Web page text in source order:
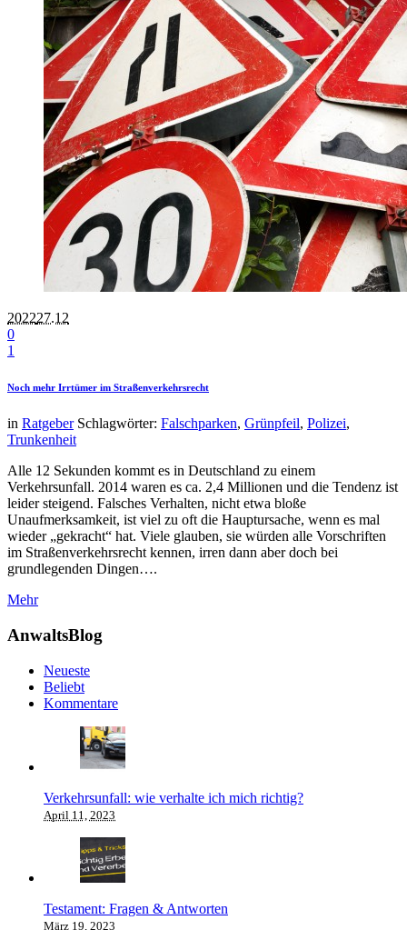
202227.12
0
1
Noch mehr Irrtümer im Straßenverkehrsrecht
in Ratgeber Schlagwörter: Falschparken, Grünpfeil, Polizei,
Trunkenheit
Alle 12 Sekunden kommt es in Deutschland zu einem
Verkehrsunfall. 2014 waren es ca. 2,4 Millionen und die Tendenz ist
leider steigend. Falsches Verhalten, nicht etwa bloße
Unaufmerksamkeit, ist viel zu oft die Hauptursache, wenn es mal
wieder „gekracht“ hat. Viele glauben, sie würden alle Vorschriften
im Straßenverkehrsrecht kennen, irren dann aber doch bei
grundlegenden Dingen….
Mehr
AnwaltsBlog
Neueste
Beliebt
Kommentare
Verkehrsunfall: wie verhalte ich mich richtig?
April 11, 2023
Testament: Fragen & Antworten
März 19, 2023